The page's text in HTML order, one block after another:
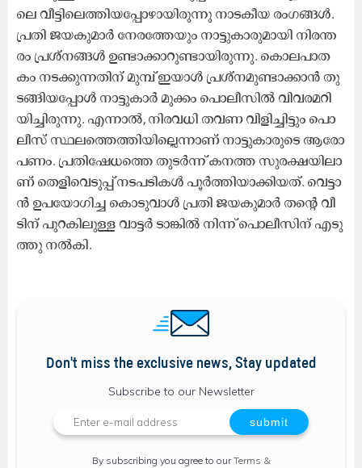
ലെ വീ​ട്ടി​ലെ​ത്തി​യ​പ്പോ​ഴാ​യി​രു​ന്നു നാ​ട​കീ​യ രം​ഗ​ങ്ങ​ൾ.
പ്ര​തി ജ​യ​കു​മാ​ർ നേ​ര​ത്തേ​യും നാ​ട്ടു​കാ​രു​മാ​യി നി​ര​ന്ത​
രം പ്ര​ശ്ന​ങ്ങ​ൾ ഉ​ണ്ടാ​ക്കാ​റു​ണ്ടാ​യി​രു​ന്നു. കൊ​ല​പാ​ത​
കം ന​ട​ക്കു​ന്ന​തി​ന് മു​മ്പ്​ ഇ​യാ​ൾ പ്ര​ശ്ന​മു​ണ്ടാ​ക്കാ​ൻ തു​
ട​ങ്ങി​യ​പ്പോ​ൾ നാ​ട്ടു​കാ​ർ മു​ക്കം പൊ​ലീ​സി​ൽ വി​വ​ര​മ​റി​
യി​ച്ചി​രു​ന്നു. എ​ന്നാ​ൽ, നി​ര​വ​ധി ത​വ​ണ വി​ളി​ച്ചി​ട്ടും പൊ​
ലീ​സ് സ്ഥ​ല​ത്തെ​ത്തി​യി​ല്ലെ​ന്നാ​ണ് നാ​ട്ടു​കാ​രു​ടെ ആ​രോ​
പ​ണം. പ്ര​തി​ഷേ​ധ​ത്തെ തു​ട​ർ​ന്ന് ക​ന​ത്ത സു​ര​ക്ഷ​യി​ലാ​
ണ് തെ​ളി​വെ​ടു​പ്പ് ന​ട​പ​ടി​ക​ൾ പൂ​ർ​ത്തി​യാ​ക്കി​യ​ത്. വെ​ട്ടാ​
ൻ ഉ​പ​യോ​ഗി​ച്ച കൊ​ടു​വാ​ൾ പ്ര​തി ജ​യ​കു​മാ​ർ ത​ന്റെ വീ​
ടി​ന് പു​റ​കി​ലു​ള്ള വാ​ട്ട​ർ ടാ​ങ്കി​ൽ നി​ന്ന് പൊ​ലീ​സി​ന് എ​ടു​
ത്തു ന​ൽ​കി.
Don't miss the exclusive news, Stay updated
Subscribe to our Newsletter
By subscribing you agree to ourTerms &